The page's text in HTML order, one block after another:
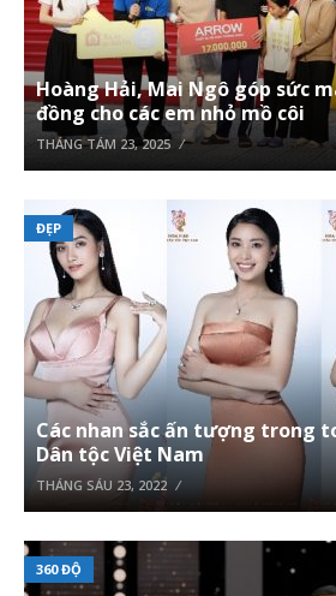
Hoàng Hải, Mai Ngô góp sức
đồng cho các em nhỏ mồ côi
THÁNG TÁM 23, 2025
ĐẸP
Các nhan sắc ấn tượng trong
Dân tộc Việt Nam
THÁNG SÁU 23, 2022
360 ĐỘ